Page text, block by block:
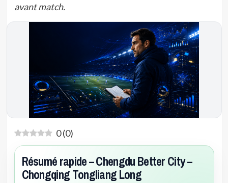
avant match.
0(0)
Résumé rapide – Chengdu Better City –
Chongqing Tongliang Long